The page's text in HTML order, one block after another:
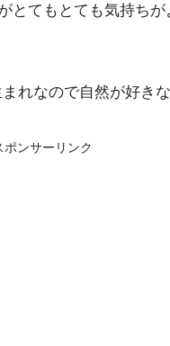
とてもとても気持ち
れなので自然が好きな
ポンサーリンク